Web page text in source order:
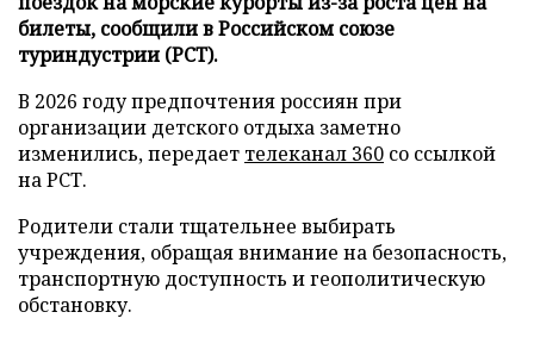
билеты, сообщили в Российском союзе
туриндустрии (РСТ).
В 2026 году предпочтения россиян при
организации детского отдыха заметно
изменились, передает телеканал 360 со ссылкой
на РСТ.
Родители стали тщательнее выбирать
учреждения, обращая внимание на безопасность,
транспортную доступность и геополитическую
обстановку.